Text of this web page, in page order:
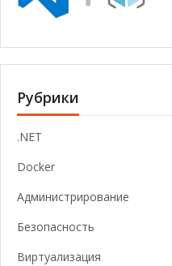
Рубрики
.NET
Docker
Администрирование
Безопасность
Виртуализация